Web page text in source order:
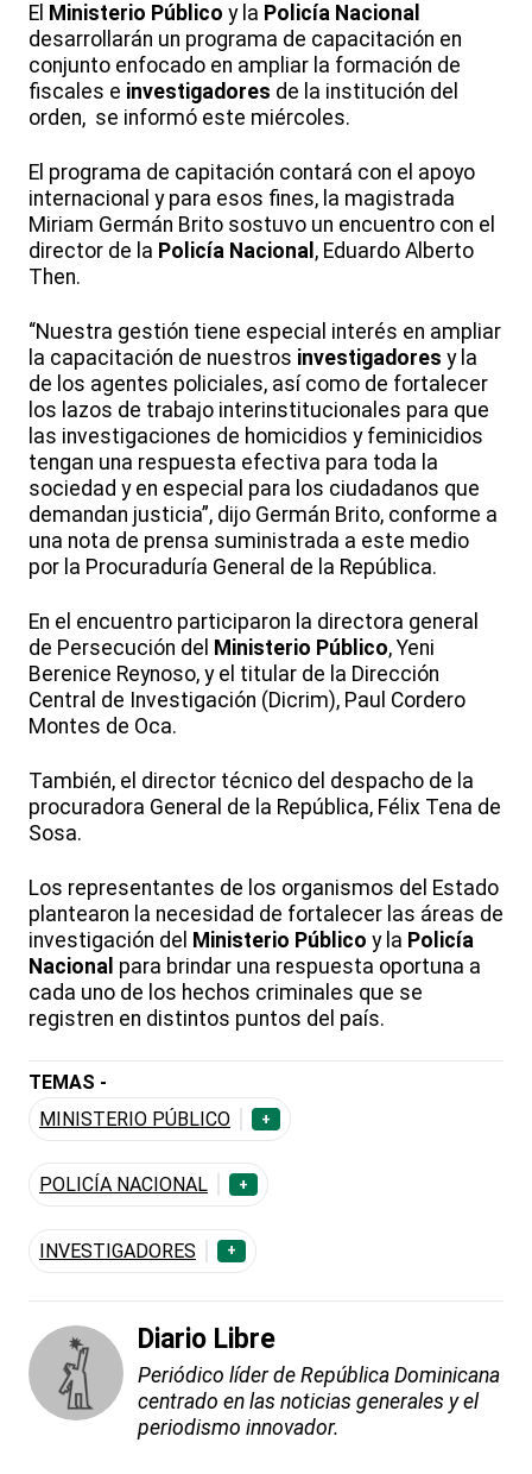
El Ministerio Público y la Policía Nacional
desarrollarán un programa de capacitación en
conjunto enfocado en ampliar la formación de
fiscales e investigadores de la institución del
orden, se informó este miércoles.
El programa de capitación contará con el apoyo
internacional y para esos fines, la magistrada
Miriam Germán Brito sostuvo un encuentro con el
director de la Policía Nacional , Eduardo Alberto
Then.
“Nuestra gestión tiene especial interés en ampliar
la capacitación de nuestros investigadores y la
de los agentes policiales, así como de fortalecer
los lazos de trabajo interinstitucionales para que
las investigaciones de homicidios y feminicidios
tengan una respuesta efectiva para toda la
sociedad y en especial para los ciudadanos que
demandan justicia”, dijo Germán Brito, conforme a
una nota de prensa suministrada a este medio
por la Procuraduría General de la República.
En el encuentro participaron la directora general
de Persecución del Ministerio Público, Yeni
Berenice Reynoso, y el titular de la Dirección
Central de Investigación (Dicrim), Paul Cordero
Montes de Oca.
También, el director técnico del despacho de la
procuradora General de la República, Félix Tena de
Sosa.
Los representantes de los organismos del Estado
plantearon la necesidad de fortalecer las áreas de
investigación del Ministerio Público y la Policía
Nacional para brindar una respuesta oportuna a
cada uno de los hechos criminales que se
registren en distintos puntos del país.
TEMAS -
MINISTERIO PÚBLICO
+
POLICÍA NACIONAL +
INVESTIGADORES +
Diario Libre
Periódico líder de República Dominicana
centrado en las noticias generales y el
periodismo innovador.